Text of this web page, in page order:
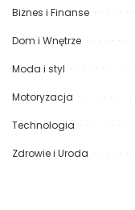
Biznes i Finanse
Dom i Wnętrze
Moda i styl
Motoryzacja
Technologia
Zdrowie i Uroda